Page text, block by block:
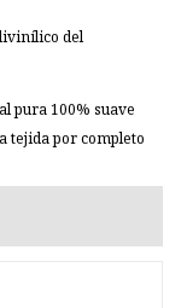
del
pura 100% suave
tejida por completo